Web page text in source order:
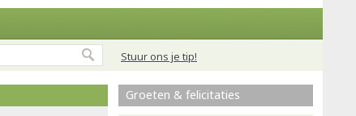
Stuur ons je tip!
Groeten & felicitaties